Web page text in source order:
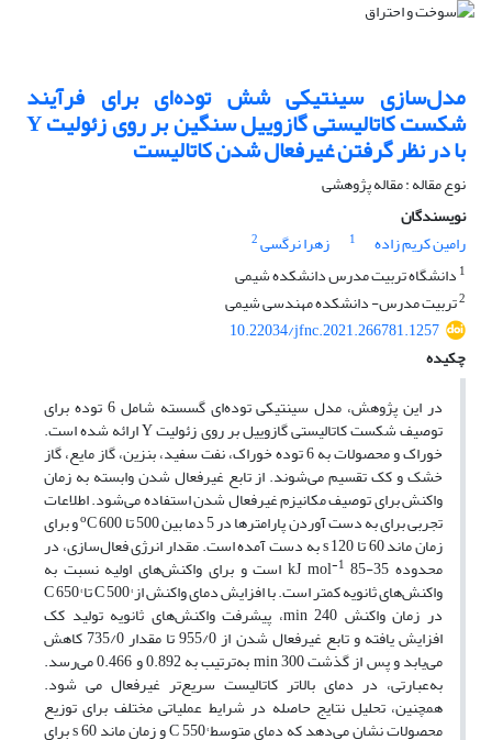
مدل‌سازی سینتیکی شش توده‌ای برای فرآیند
شکست کاتالیستی گازوییل سنگین بر روی زئولیت Y
با در نظر گرفتن غیرفعال شدن کاتالیست
نوع مقاله : مقاله پژوهشی
نویسندگان
رامین کریم زاده
1 زهرا نرگسی2
1 دانشگاه تربیت مدرس دانشکده شیمی
2تربیت مدرس- دانشکده مهندسی شیمی
10.22034/jfnc.2021.266781.1257
چکیده
در این پژوهش، مدل سینتیکی توده‌ای گسسته شامل 6 توده برای
توصیف شکست کاتالیستی گازوییل بر روی زئولیت Y ارائه شده است.
خوراک و محصولات به 6 توده خوراک، نفت سفید، بنزین، گاز مایع، گاز
خشک و کک تقسیم می‌شوند. از تابع غیرفعال ­شدن وابسته به زمان
واکنش برای توصیف مکانیزم غیرفعال­ شدن استفاده می‌شود. اطلاعات
تجربی برای به ­دست­ آوردن پارامترها در 5 دما بین 500 تا oC 600 و برای
زمان ماند 60 تا s 120 به ­دست آمده است. مقدار انرژی فعال‌سازی، در
محدوده kJ mol -1 85-35 است و برای واکنش‌های اولیه نسبت به
واکنش‌های ثانویه کمتر است. با افزایش دمای واکنش از °C 500 تا °C 650
در زمان واکنش min 240، پیشرفت واکنش‌های ثانویه تولید کک
افزایش یافته و تابع غیرفعال­ شدن از 955/0 تا مقدار 735/0 کاهش
می‌یابد و پس از گذشت min 300 به‌ترتیب به 0.892 و 0.466 می‌رسد.
به‌عبارتی، در دمای بالاتر کاتالیست سریع‌تر غیرفعال می ­شود.
همچنین، تحلیل نتایج حاصله در شرایط عملیاتی مختلف برای توزیع
محصولات نشان می‌دهد که دمای متوسط °C 550 و زمان ماند s 60 برای